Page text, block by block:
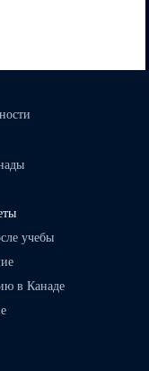
учебы
в Канаде